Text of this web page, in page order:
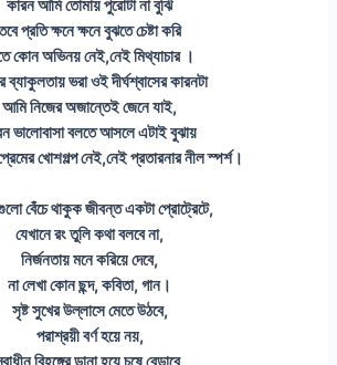
কারন আমি তোমায় পুরোটা না বুঝি
প্রতি ক্ষনে ক্ষনে বুঝতে চেষ্টা করি
কোন অভিনয় নেই,নেই মিথ্যাচার ।
ব্যাকুলতায় ভরা ওই দীর্ঘশ্বাসের কারনটা
আমি নিজের অজান্তেই জেনে যাই,
ভালোবাসা বলতে আসলে এটাই বুঝায়
খোশগল্প নেই,নেই প্রতারনার নীল স্পর্শ।
বেঁচে থাকুক জীবন্ত একটা প্রোট্রেটে,
যেখানে রং তুলি কথা বলবে না,
নির্জনতায় মনে করিয়ে দেবে,
না লেখা কোন ছন্দ, কবিতা, গান।
সৃষ্ট সুখের উল্লাসে মেতে উঠবে,
পরাশ্রয়ী বর্ণ হয়ে নয়,